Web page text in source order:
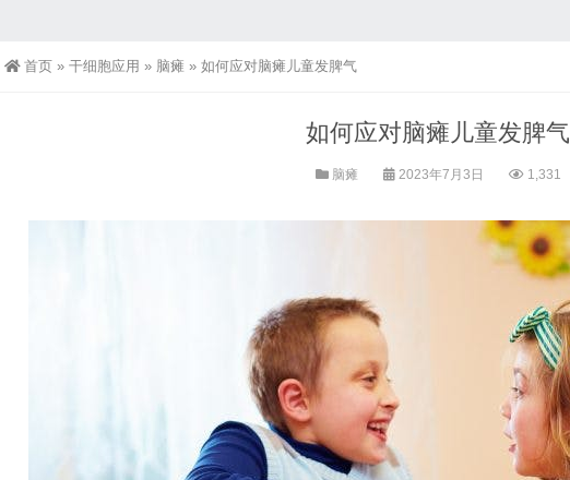
首页 » 干细胞应用 » 脑瘫 » 如何应对脑瘫儿童发脾气
如何应对脑瘫儿童发脾气
脑瘫 2023年7月3日 1,331